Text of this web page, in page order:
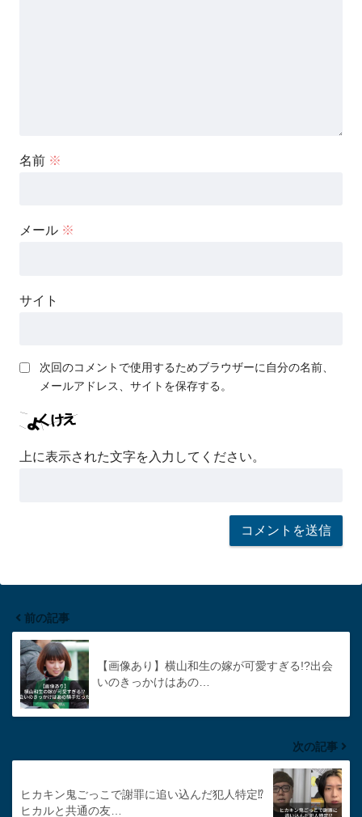
名前 ※
メール ※
サイト
次回のコメントで使用するためブラウザーに自分の名前、
メールアドレス、サイトを保存する。
上に表示された文字を入力してください。
前の記事
【画像あり】横山和生の嫁が可愛すぎる!?出会
いのきっかけはあの…
次の記事
ヒカキン鬼ごっこで謝罪に追い込んだ犯人特定⁉︎
ヒカルと共通の友…